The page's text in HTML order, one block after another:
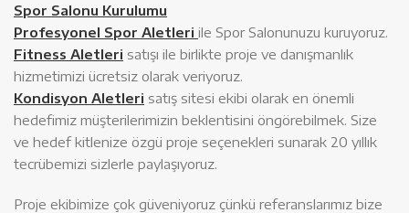
Spor Salonu Kurulumu
Profesyonel Spor Aletleri ile Spor Salonunuzu kuruyoruz.
Fitness Aletleri satışı ile birlikte proje ve danışmanlık
hizmetimizi ücretsiz olarak veriyoruz.
Kondisyon Aletleri satış sitesi ekibi olarak en önemli
hedefimiz müşterilerimizin beklentisini öngörebilmek. Size
ve hedef kitlenize özgü proje seçenekleri sunarak 20 yıllık
tecrübemizi sizlerle paylaşıyoruz.
Proje ekibimize çok güveniyoruz çünkü referanslarımız bize